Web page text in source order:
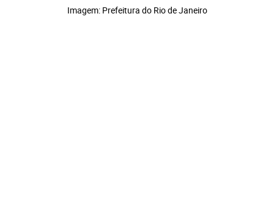
Imagem: Prefeitura do Rio de Janeiro